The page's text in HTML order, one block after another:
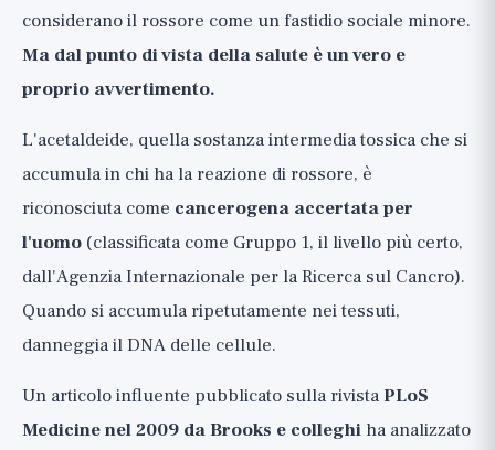
considerano il rossore come un fastidio sociale minore.
Ma dal punto di vista della salute è un vero e
proprio avvertimento.
L'acetaldeide, quella sostanza intermedia tossica che si
accumula in chi ha la reazione di rossore, è
riconosciuta come cancerogena accertata per
l'uomo (classificata come Gruppo 1, il livello più certo,
dall'Agenzia Internazionale per la Ricerca sul Cancro).
Quando si accumula ripetutamente nei tessuti,
danneggia il DNA delle cellule.
Un articolo influente pubblicato sulla rivistaPLoS
Medicine nel 2009 da Brooks e colleghi ha analizzato